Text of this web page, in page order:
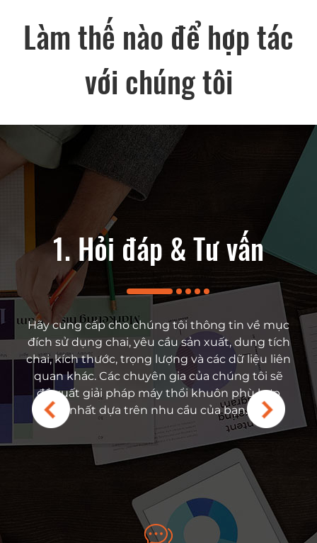
Làm thế nào để hợp tác
với chúng tôi
bán hàng
bị của bạn gặp sự cố
hệ ngay với các kỹ sư
tận hưởng dịch vụ
tôi cung cấp hỗ
dịch vụ tận nơi có tính
Kho phụ tùng của
các bộ phận có thể
đảm bảo phản hồi
thời gian ngừng
1. Hỏi đáp & Tư vấn
Hãy cung cấp cho chúng tôi thông tin về mục
đích sử dụng chai, yêu cầu sản xuất, dung tích
chai, kích thước, trọng lượng và các dữ liệu liên
quan khác. Các chuyên gia của chúng tôi sẽ
đề xuất giải pháp máy thổi khuôn phù hợp
nhất dựa trên nhu cầu của bạn.
2. Giải
Dựa trên yêu cầu của
cấp giải pháp phù
thuật của máy thổi
của ngành, thương
video sản phẩm cũng